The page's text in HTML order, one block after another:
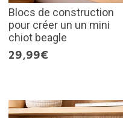
Blocs de construction
pour créer un un mini
chiot beagle
29,99€